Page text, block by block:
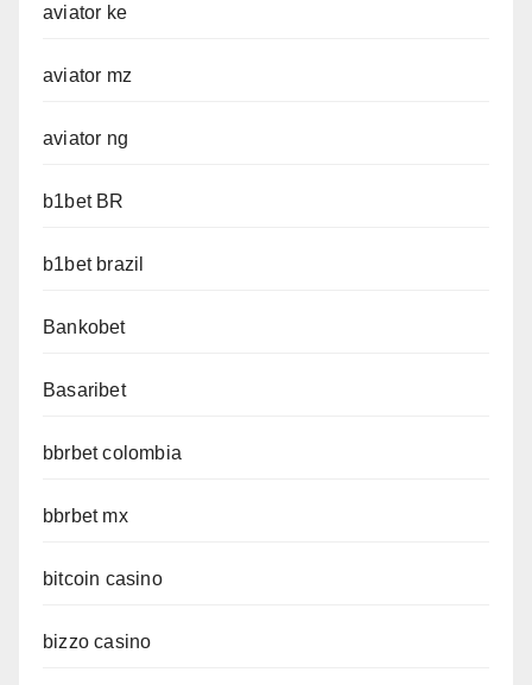
aviator ke
aviator mz
aviator ng
b1bet BR
b1bet brazil
Bankobet
Basaribet
bbrbet colombia
bbrbet mx
bitcoin casino
bizzo casino